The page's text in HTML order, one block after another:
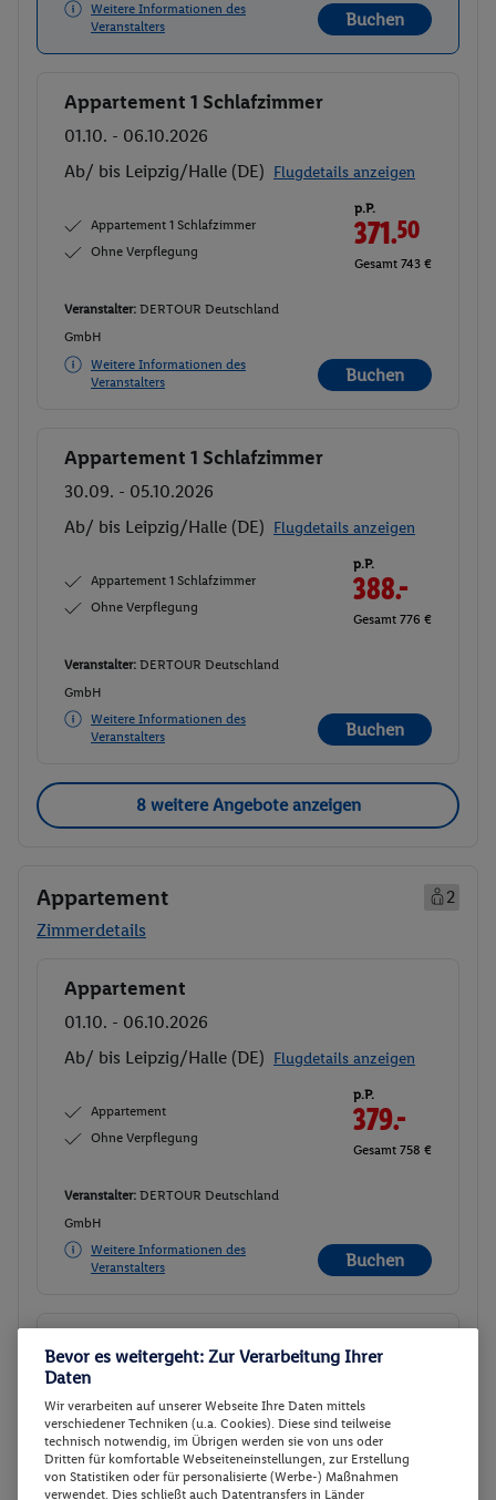
Weitere Informationen des
Veranstalters
Buchen
Buchen
Appartement 1 Schlafzimmer
01.10. - 06.10.2026
Ab/ bis Leipzig/Halle (DE) Flugdetails anzeigen
Appartement 1 Schlafzimmer
Ohne Verpflegung
p.P.
371.50
Gesamt 743 €
Veranstalter: DERTOUR Deutschland
GmbH
Weitere Informationen des
Veranstalters
Buchen
Buchen
Appartement 1 Schlafzimmer
30.09. - 05.10.2026
Ab/ bis Leipzig/Halle (DE) Flugdetails anzeigen
Appartement 1 Schlafzimmer
Ohne Verpflegung
p.P.
388.-
Gesamt 776 €
Veranstalter: DERTOUR Deutschland
GmbH
Weitere Informationen des
Veranstalters
Buchen
8 weitere Angebote anzeigen
Appartement
2
Zimmerdetails
Buchen
Appartement
01.10. - 06.10.2026
Ab/ bis Leipzig/Halle (DE) Flugdetails anzeigen
Appartement
Ohne Verpflegung
p.P.
379.-
Gesamt 758 €
Veranstalter: DERTOUR Deutschland
GmbH
Weitere Informationen des
Veranstalters
Buchen
23.09. - 28.09.2026
Ab/ bis Köln/Bonn (DE) Flugdetails anzeigen
Appartement
Ohne Verpflegung
p.P.
380.50
Bevor es weitergeht: Zur Verarbeitung Ihrer
Daten
Wir verarbeiten auf unserer Webseite Ihre Daten mittels
verschiedener Techniken (u.a. Cookies). Diese sind teilweise
technisch notwendig, im Übrigen werden sie von uns oder
Dritten für komfortable Webseiteneinstellungen, zur Erstellung
von Statistiken oder für personalisierte (Werbe-) Maßnahmen
verwendet. Dies schließt auch Datentransfers in Länder